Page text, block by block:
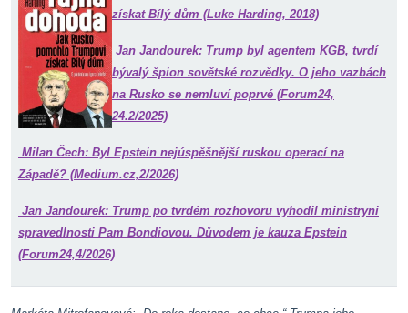
získat Bílý dům (Luke Harding, 2018)
Jan Jandourek: Trump byl agentem KGB, tvrdí
bývalý špion sovětské rozvědky. O jeho vazbách
na Rusko se nemluví poprvé (Forum24,
24.2/2025)
Milan Čech: Byl Epstein nejúspěšnější ruskou operací na
Západě? (Medium.cz,2/2026)
Jan Jandourek: Trump po tvrdém rozhovoru vyhodil ministryni
spravedlnosti Pam Bondiovou. Důvodem je kauza Epstein
(Forum24,4/2026)